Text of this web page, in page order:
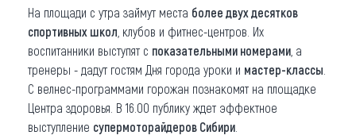
На площади с утра займут места более двух десятков
спортивных школ , клубов и фитнес-центров. Их
воспитанники выступят с показательными номерами , а
тренеры - дадут гостям Дня города уроки и мастер-классы
С велнес-программами горожан познакомят на площадке
Центра здоровья. В 16.00 публику ждет эффектное
выступление супермоторайдеров Сибири